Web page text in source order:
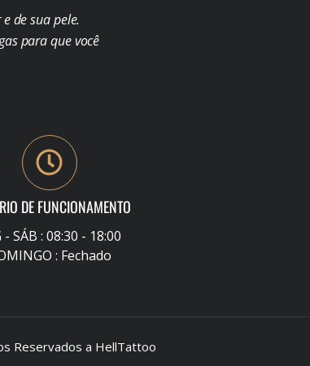
de sua pele.
para que você
DE FUNCIONAMENTO
- SÁB : 08:30 - 18:00
: Fechado
Reservados a HellTattoo